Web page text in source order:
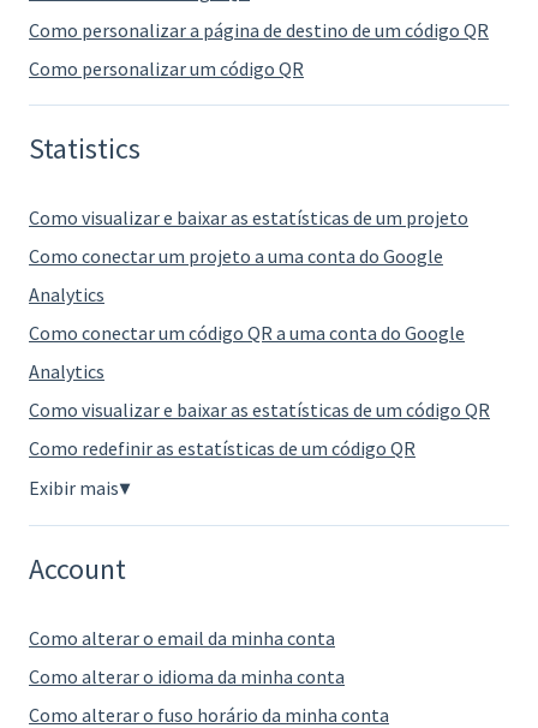
Como personalizar a página de destino de um código QR
Como personalizar um código QR
Statistics
Como visualizar e baixar as estatísticas de um projeto
Como conectar um projeto a uma conta do Google
Analytics
Como conectar um código QR a uma conta do Google
Analytics
Como visualizar e baixar as estatísticas de um código QR
Como redefinir as estatísticas de um código QR
Exibir mais▼
Account
Como alterar o email da minha conta
Como alterar o idioma da minha conta
Como alterar o fuso horário da minha conta